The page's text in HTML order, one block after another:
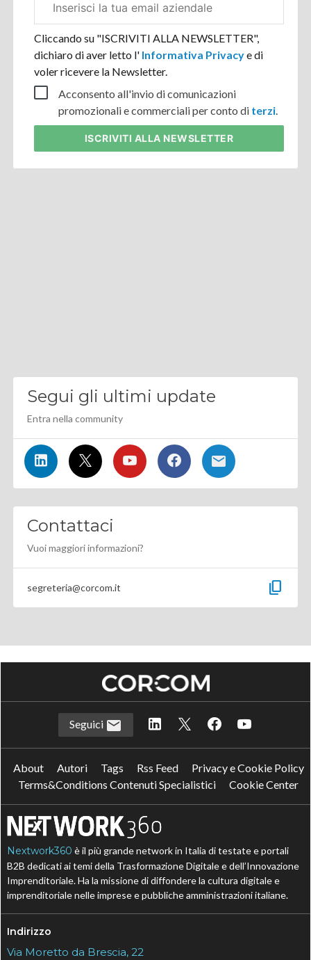
aziendale
Cliccando su "ISCRIVITI ALLA NEWSLETTER",
dichiaro di aver letto l' Informativa Privacye di
voler ricevere la Newsletter.
Acconsento all'invio di comunicazioni
promozionali e commerciali per conto di terzi
ISCRIVITI ALLA NEWSLETTER
Segui gli ultimi update
Entra nella community
Contattaci
Vuoi maggiori informazioni?
segreteria@corcom.it content_copy
Seguici
About Autori Tags Rss Feed
Privacy e Cookie Policy
Terms&Conditions Contenuti Specialistici
Cookie Center
Nextwork360 è il più grande network in Italia di testate e portali
B2B dedicati ai temi della Trasformazione Digitale e dell’Innovazione
Imprenditoriale. Ha la missione di diffondere la cultura digitale e
imprenditoriale nelle imprese e pubbliche amministrazioni italiane.
Indirizzo
Via Moretto da Brescia, 22